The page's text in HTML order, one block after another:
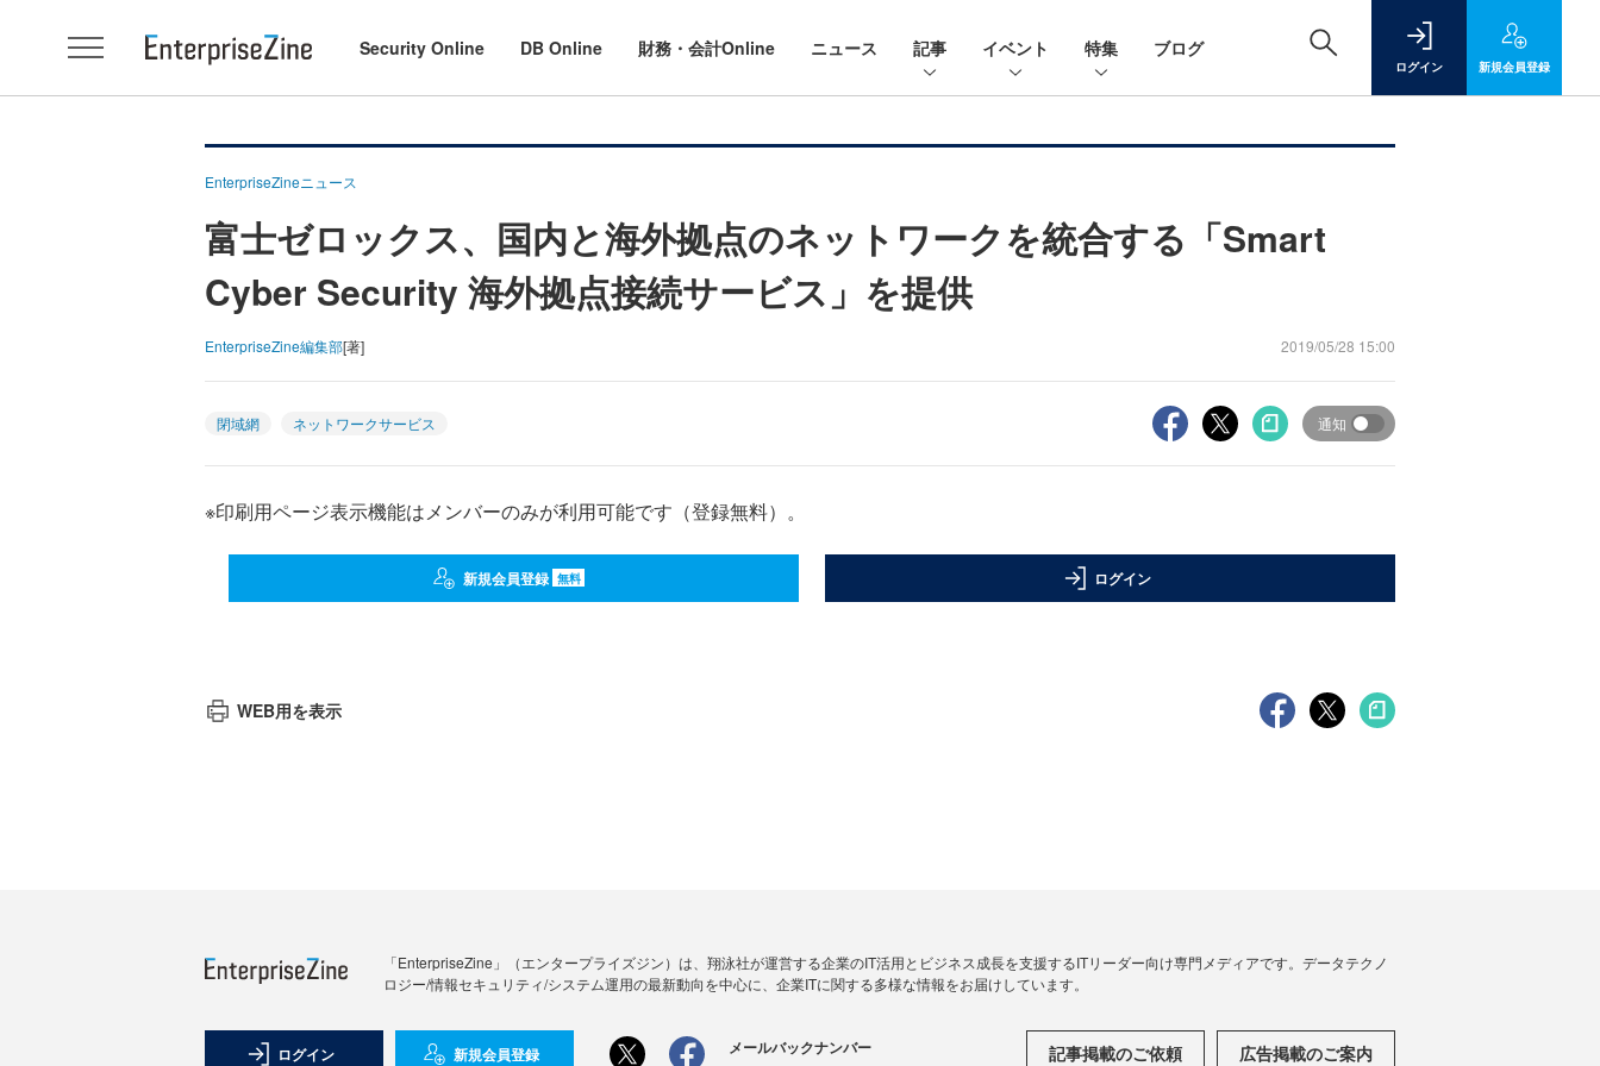
Security Online DB Online 財務・会計Online ニュース 記事 イベント 特集 ブログ
ログイン 新規会員登録
EnterpriseZineニュース
富士ゼロックス、国内と海外拠点のネットワークを統合する「Smart
Cyber Security 海外拠点接続サービス」を提供
EnterpriseZine編集部[著] 2019/05/28 15:00
閉域網 ネットワークサービス 通知
※印刷用ページ表示機能はメンバーのみが利用可能です（登録無料）。
新規会員登録 無料 ログイン
WEB用を表示
「EnterpriseZine」（エンタープライズジン）は、翔泳社が運営する企業のIT活用とビジネス成長を支援するITリーダー向け専門メディアです。データテクノ
ロジー/情報セキュリティ/システム運用の最新動向を中心に、企業ITに関する多様な情報をお届けしています。
ログイン 新規会員登録 メールバックナンバー 記事掲載のご依頼 広告掲載のご案内